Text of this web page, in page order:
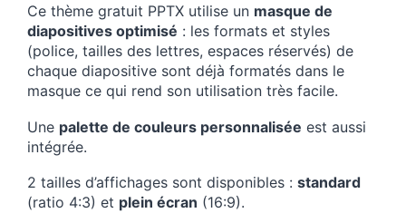
Ce thème gratuit PPTX utilise un masque de
diapositives optimisé : les formats et styles
(police, tailles des lettres, espaces réservés) de
chaque diapositive sont déjà formatés dans le
masque ce qui rend son utilisation très facile.
Une palette de couleurs personnalisée est aussi
intégrée.
2 tailles d’affichages sont disponibles : standard
(ratio 4:3) et plein écran (16:9).